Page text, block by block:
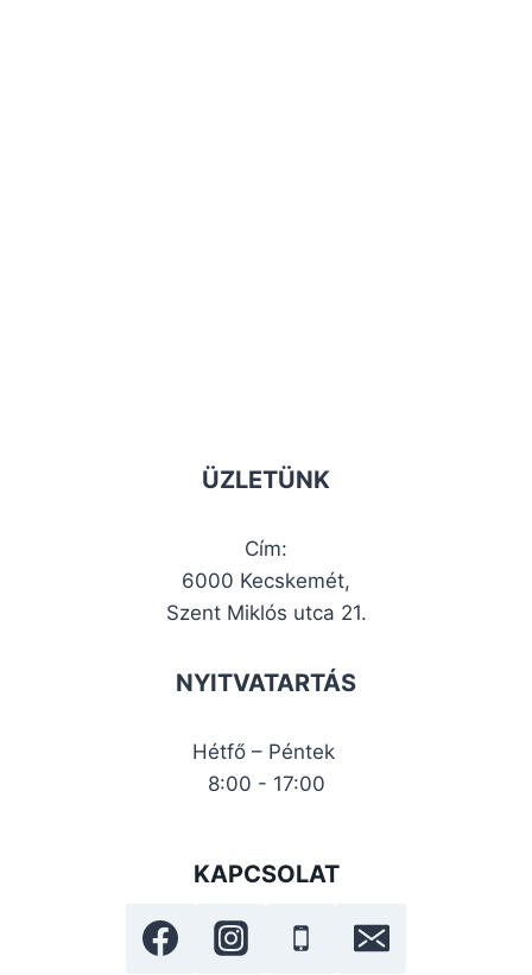
ÜZLETÜNK
Cím:
6000 Kecskemét,
Szent Miklós utca 21.
NYITVATARTÁS
Hétfő – Péntek
8:00 - 17:00
KAPCSOLAT